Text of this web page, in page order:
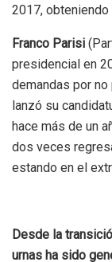
2017,
Franco Parisi
presidencial en
demandas por
lanzó su
hace más de un
dos veces
estando en el
Desde la
urnas ha sido